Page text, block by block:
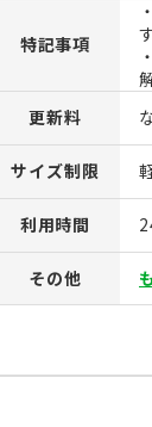
特記事項
更新料
サイズ制限
利用時間
その他